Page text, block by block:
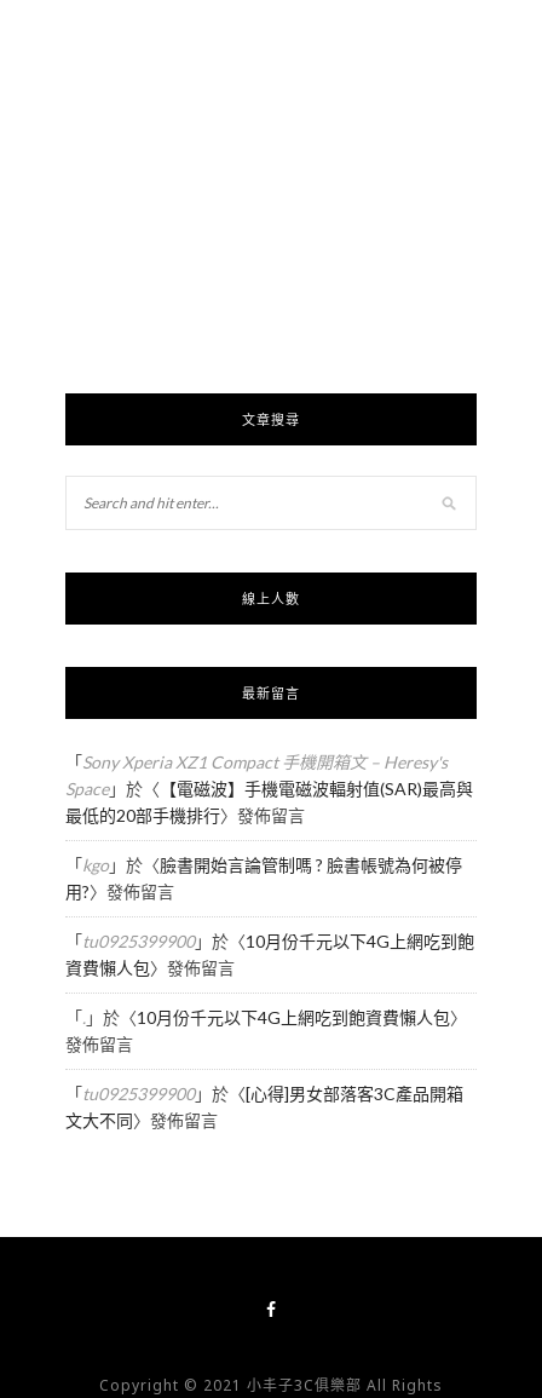
文章搜尋
線上人數
最新留言
「Sony Xperia XZ1 Compact 手機開箱文 – Heresy's
Space」於〈 【電磁波】手機電磁波輻射值(SAR)最高與
最低的20部手機排行〉發佈留言
「kgo」於〈臉書開始言論管制嗎 ? 臉書帳號為何被停
用?〉發佈留言
「tu0925399900」於〈10月份千元以下4G上網吃到飽
資費懶人包〉發佈留言
「.」於〈10月份千元以下4G上網吃到飽資費懶人包〉
發佈留言
「tu0925399900」於〈[心得]男女部落客3C產品開箱
文大不同〉發佈留言
Copyright © 2021 小丰子3C俱樂部 All Rights